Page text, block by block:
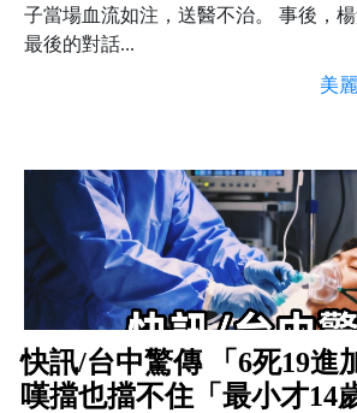
子當場血流如注，送醫不治。 事後，
最後的對話...
美
快訊/台中驚傳 「6死19進
嘆擋也擋不住「最小才14